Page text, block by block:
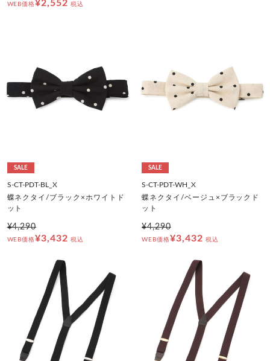
WEB価格 ¥2,552 税込
SALE
S-CT-PDT-BL_X
蝶ネクタイ/ブラック×ホワイトド
ット
¥4,290
WEB価格¥3,432 税込
SALE
S-CT-PDT-WH_X
蝶ネクタイ/ベージュ×ブラックド
ット
¥4,290
WEB価格¥3,432 税込